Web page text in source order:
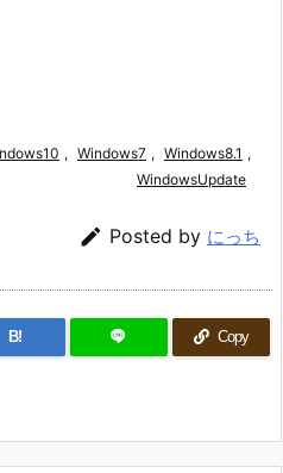
, Windows7 , Windows8.1 ,
WindowsUpdate
 Posted by にっち
B! Copy